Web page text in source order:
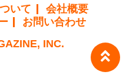
いて
会社概要
お問い合わせ
INC.